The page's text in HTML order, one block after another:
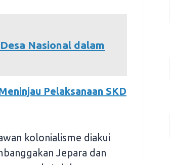
Nasional dalam
Pelaksanaan SKD
kolonialisme diakui
Jepara dan